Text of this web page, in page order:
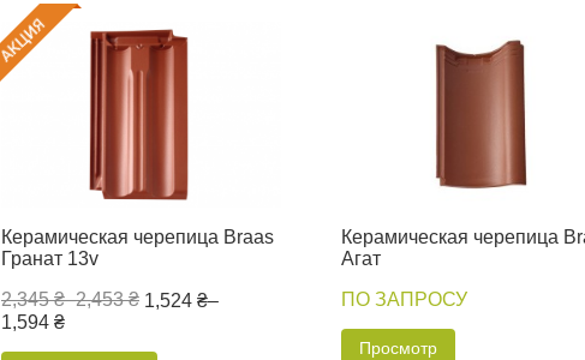
Керамическая черепица Braas
Гранат 13v
2,345 ₴–2,453 ₴ 1,524 ₴–
1,594 ₴
Керамическая черепица
Агат
ПО ЗАПРОСУ
Просмотр